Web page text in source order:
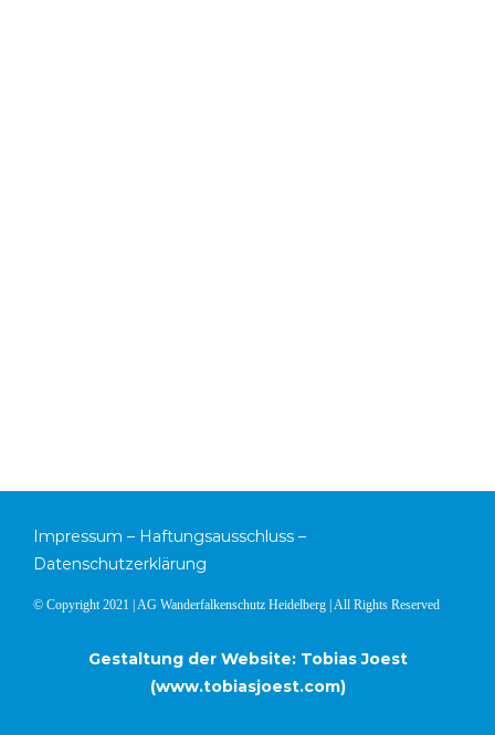
Impressum – Haftungsausschluss –
Datenschutzerklärung
© Copyright 2021 | AG Wanderfalkenschutz Heidelberg | All Rights Reserved
Gestaltung der Website: Tobias Joest
(www.tobiasjoest.com)